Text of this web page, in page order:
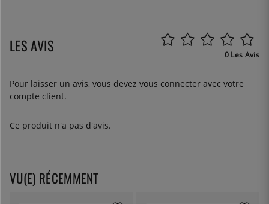
LES AVIS 0 Les Avis
Pour laisser un avis, vous devez vous connecter avec votre
compte client.
Ce produit n'a pas d'avis.
VU(E) RÉCEMMENT